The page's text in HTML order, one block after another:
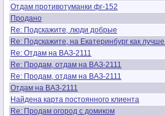
Отдам противотуманки фг-152
Продано
Re: Подскажите, люди добрые
Re: Подскажите, на Екатеринбург как
Re: Отдам на ВАЗ-2111
Re: Продам, отдам на ВАЗ-2111
Re: Продам, отдам на ВАЗ-2111
Отдам на ВАЗ-2111
Найдена карта постоянного клиента
Re: Продам огород с домиком